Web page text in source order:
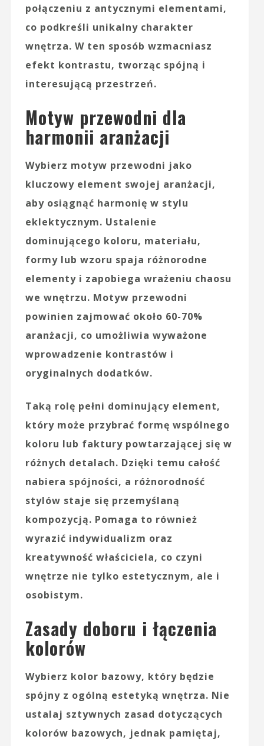
połączeniu z antycznymi elementami,
co podkreśli unikalny charakter
wnętrza. W ten sposób wzmacniasz
efekt kontrastu, tworząc spójną i
interesującą przestrzeń.
Motyw przewodni dla
harmonii aranżacji
Wybierz motyw przewodni jako
kluczowy element swojej aranżacji,
aby osiągnąć harmonię w stylu
eklektycznym. Ustalenie
dominującego koloru, materiału,
formy lub wzoru spaja różnorodne
elementy i zapobiega wrażeniu chaosu
we wnętrzu. Motyw przewodni
powinien zajmować około 60-70%
aranżacji, co umożliwia wyważone
wprowadzenie kontrastów i
oryginalnych dodatków.
Taką rolę pełni dominujący element,
który może przybrać formę wspólnego
koloru lub faktury powtarzającej się w
różnych detalach. Dzięki temu całość
nabiera spójności, a różnorodność
stylów staje się przemyślaną
kompozycją. Pomaga to również
wyrazić indywidualizm oraz
kreatywność właściciela, co czyni
wnętrze nie tylko estetycznym, ale i
osobistym.
Zasady doboru i łączenia
kolorów
Wybierz kolor bazowy, który będzie
spójny z ogólną estetyką wnętrza. Nie
ustalaj sztywnych zasad dotyczących
kolorów bazowych, jednak pamiętaj,